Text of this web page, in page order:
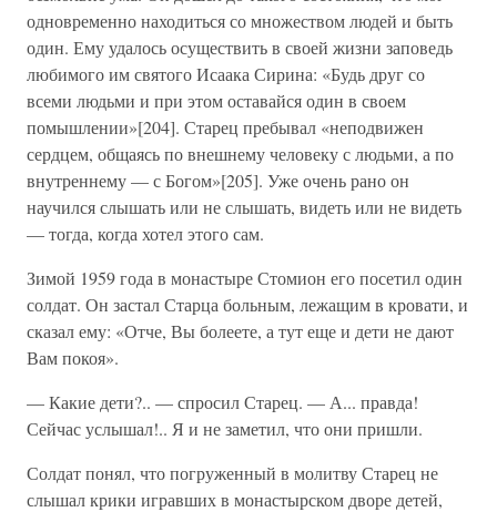
одновременно находиться со множеством людей и быть
один. Ему удалось осуществить в своей жизни заповедь
любимого им святого Исаака Сирина: «Будь друг со
всеми людьми и при этом оставайся один в своем
помышлении»[204]. Старец пребывал «неподвижен
сердцем, общаясь по внешнему человеку с людьми, а по
внутреннему — с Богом»[205]. Уже очень рано он
научился слышать или не слышать, видеть или не видеть
— тогда, когда хотел этого сам.
Зимой 1959 года в монастыре Стомион его посетил один
солдат. Он застал Старца больным, лежащим в кровати, и
сказал ему: «Отче, Вы болеете, а тут еще и дети не дают
Вам покоя».
— Какие дети?.. — спросил Старец. — А... правда!
Сейчас услышал!.. Я и не заметил, что они пришли.
Солдат понял, что погруженный в молитву Старец не
слышал крики игравших в монастырском дворе детей,